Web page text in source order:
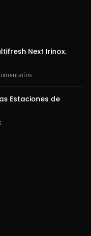
Next Irinox.
Estaciones de